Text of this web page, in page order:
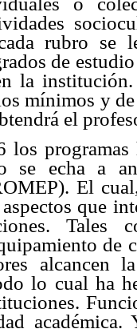
rubro se
de
la
mínimos y
el
los
se echa a
El
que
Tales
de
alcancen
lo cual ha